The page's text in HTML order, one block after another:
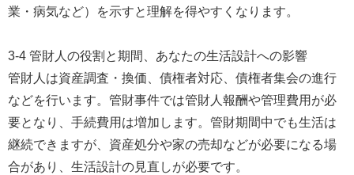
業・病気など）を示すと理解を得やすくなります。
3-4 管財人の役割と期間、あなたの生活設計への影響
管財人は資産調査・換価、債権者対応、債権者集会の進行
などを行います。管財事件では管財人報酬や管理費用が必
要となり、手続費用は増加します。管財期間中でも生活は
継続できますが、資産処分や家の売却などが必要になる場
合があり、生活設計の見直しが必要です。